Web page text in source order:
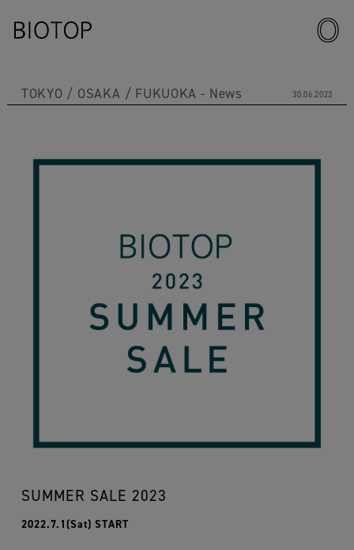
TOKYO OSAKA FUKUOKA News 30.06.2023
SUMMER SALE 2023
2022.7.1(Sat) START